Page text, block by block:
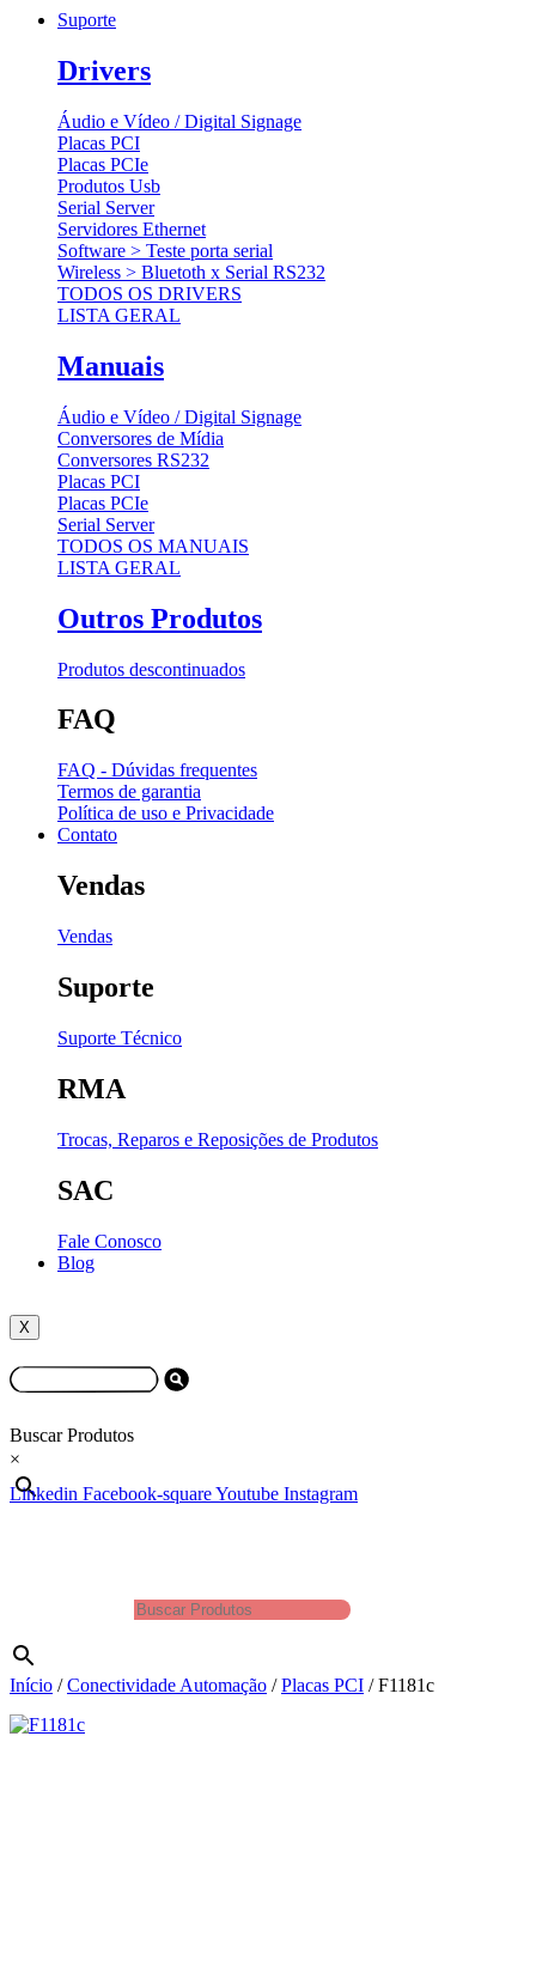
Suporte
Drivers
Áudio e Vídeo / Digital Signage
Placas PCI
Placas PCIe
Produtos Usb
Serial Server
Servidores Ethernet
Software > Teste porta serial
Wireless > Bluetoth x Serial RS232
TODOS OS DRIVERS
LISTA GERAL
Manuais
Áudio e Vídeo / Digital Signage
Conversores de Mídia
Conversores RS232
Placas PCI
Placas PCIe
Serial Server
TODOS OS MANUAIS
LISTA GERAL
Outros Produtos
Produtos descontinuados
FAQ
FAQ - Dúvidas frequentes
Termos de garantia
Política de uso e Privacidade
Contato
Vendas
Vendas
Suporte
Suporte Técnico
RMA
Trocas, Reparos e Reposições de Produtos
SAC
Fale Conosco
Blog
X
Buscar Produtos
×
Linkedin Facebook-squareYoutube Instagram
Início /Conectividade Automação /Placas PCI / F1181c